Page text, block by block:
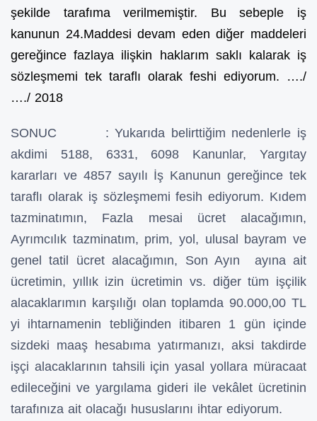
şekilde tarafıma verilmemiştir. Bu sebeple iş
kanunun 24.Maddesi devam eden diğer maddeleri
gereğince fazlaya ilişkin haklarım saklı kalarak iş
sözleşmemi tek taraflı olarak feshi ediyorum. …./
…./ 2018
SONUC : Yukarıda belirttiğim nedenlerle iş
akdimi 5188, 6331, 6098 Kanunlar, Yargıtay
kararları ve 4857 sayılı İş Kanunun gereğince tek
taraflı olarak iş sözleşmemi fesih ediyorum. Kıdem
tazminatımın, Fazla mesai ücret alacağımın,
Ayrımcılık tazminatım, prim, yol, ulusal bayram ve
genel tatil ücret alacağımın, Son Ayın ayına ait
ücretimin, yıllık izin ücretimin vs. diğer tüm işçilik
alacaklarımın karşılığı olan toplamda 90.000,00 TL
yi ihtarnamenin tebliğinden itibaren 1 gün içinde
sizdeki maaş hesabıma yatırmanızı, aksi takdirde
işçi alacaklarının tahsili için yasal yollara müracaat
edileceğini ve yargılama gideri ile vekâlet ücretinin
tarafınıza ait olacağı hususlarını ihtar ediyorum.